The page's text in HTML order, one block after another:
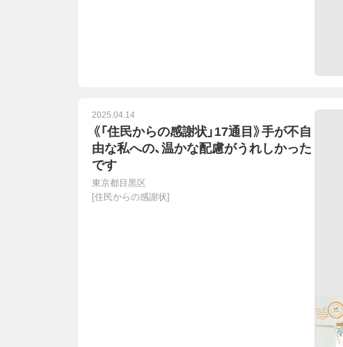
2025.04.14
《「住民からの感謝状」17通目》手が不自
由な私への、温かな配慮がうれしかった
です
東京都目黒区
[住民からの感謝状]